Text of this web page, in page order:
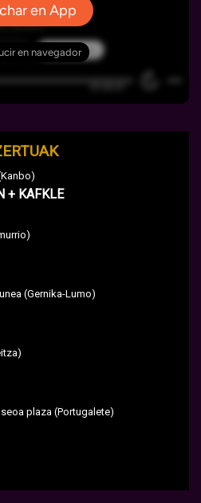
+ KAFKLE
(Gernika-Lumo)
plaza (Portugalete)